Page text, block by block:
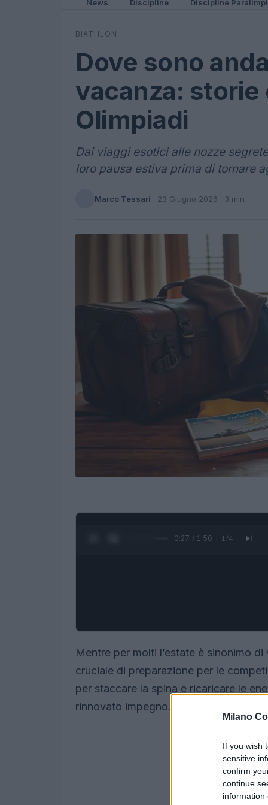
Milano
If you wish
sensitive
confirm
continue
information
News Discipline Discipline
BIATHLON
Dove sono
vacanza:
Olimpiadi
Dai viaggi esotici alle nozze
loro pausa estiva prima di tornare
Marco Tessari · 23 Giugno 2026 · 3 min
0:28 / 1:50 1 /4
Mentre per molti l’estate è sinonimo di
cruciale di preparazione per le
per staccare la spina e ricaricare le
rinnovato impegno.